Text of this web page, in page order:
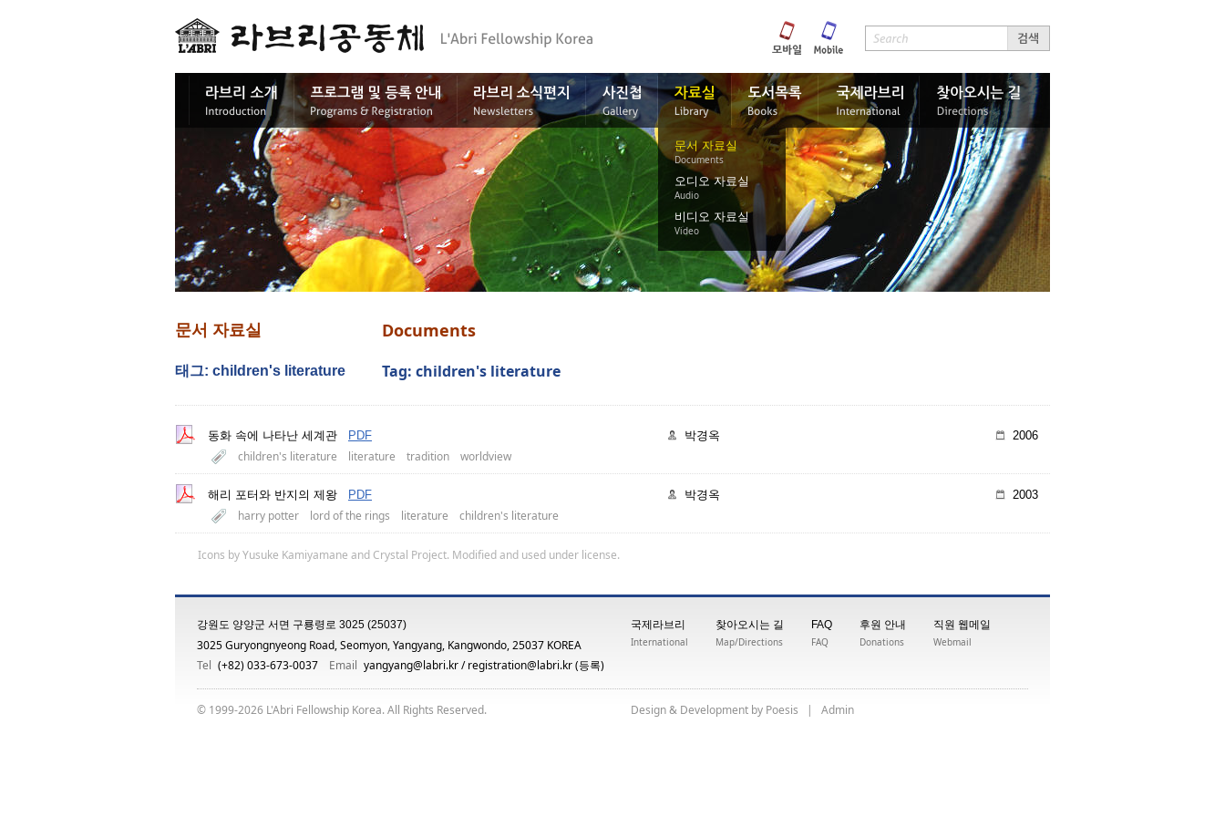
문서 자료실
Documents
오디오 자료실
Audio
비디오 자료실
Video
문서 자료실
태그: children's literature
Documents
Tag: children's literature
동화 속에 나타난 세계관 PDF 박경옥 2006
children's literature literature tradition worldview
해리 포터와 반지의 제왕 PDF 박경옥 2003
harry potter lord of the rings literature children's literature
Icons byYusuke Kamiyamane and Crystal Project. Modified and used under license.
강원도 양양군 서면 구룡령로 3025 (25037)
3025 Guryongnyeong Road, Seomyon, Yangyang, Kangwondo, 25037 KOREA
Tel (+82) 033-673-0037 Email yangyang@labri.kr/registration@labri.kr(등록)
국제라브리
International
찾아오시는 길
Map/Directions
FAQ
FAQ
후원 안내
Donations
직원 웹메일
Webmail
© 1999-2026 L'Abri Fellowship Korea. All Rights Reserved. nimdA
|
siseoP
yb tnempoleveD & ngiseD